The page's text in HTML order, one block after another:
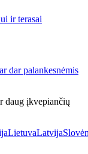
ir terasai
dar palankesnėmis
daug įkvepiančių
LietuvaLatvija